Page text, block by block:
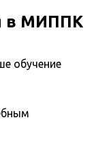
в МИППК
обучение